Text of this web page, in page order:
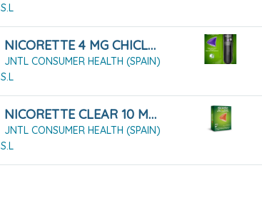
S.L
NICORETTE 4 MG CHICLES MEDICAMENTOSOS 30 CHICLES
JNTL CONSUMER HEALTH (SPAIN)
S.L
NICORETTE CLEAR 10 MG/16 HORAS 14 PARCHES
JNTL CONSUMER HEALTH (SPAIN)
S.L